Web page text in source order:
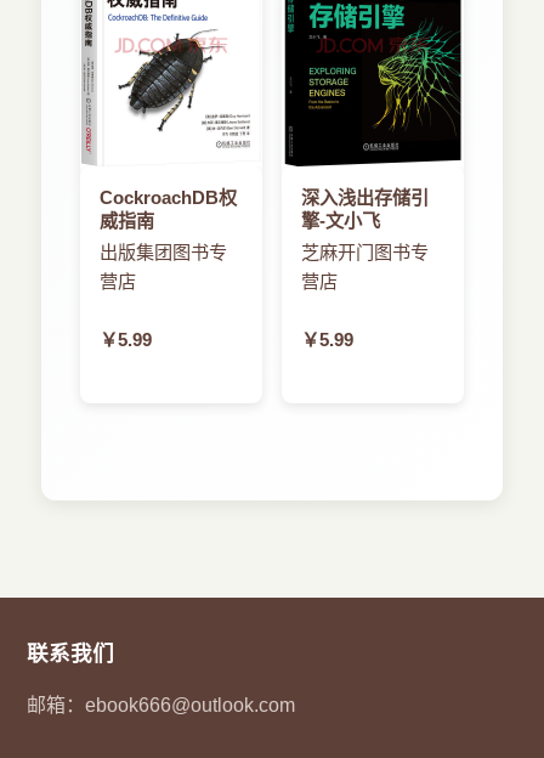
CockroachDB权
威指南
出版集团图书专
营店
￥5.99
深入浅出存储引
擎-文小飞
芝麻开门图书专
营店
￥5.99
联系我们
邮箱：ebook666@outlook.com